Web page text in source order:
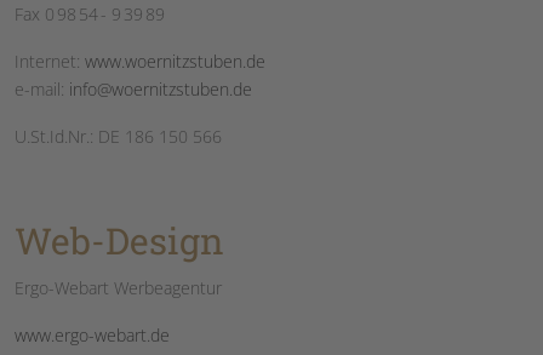
Fax 0 98 54 - 9 39 89
Internet: www.woernitzstuben.de
e-mail: info@woernitzstuben.de
U.St.Id.Nr.: DE 186 150 566
Web-Design
Ergo-Webart Werbeagentur
www.ergo-webart.de